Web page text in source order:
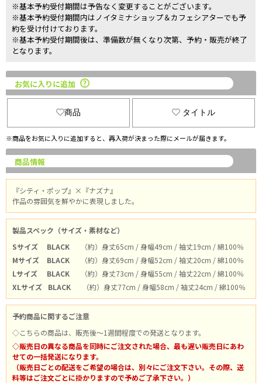
※基本予約受付期間は予告なく変更することがございます。
※基本予約受付期間内はノイタミナショップ＆カフェシアターでも予
約を受け付けております。
※基本予約受付期間後は、準備数が無くなり次第、予約・販売が終了
となります。
お気に入りに追加
商品 タイトル
※商品をお気に入りに追加すると、再入荷が決まった際にメールが届きます。
商品情報
『シティ・ポップ』×『ナズナ』
作品の雰囲気を鮮やかに表現しました。
製品スペック（サイズ・素材など）
Sサイズ
BLACK
（約）身丈65cm / 身幅49cm / 袖丈19cm / 綿100％
Mサイズ
BLACK
（約）身丈69cm / 身幅52cm / 袖丈20cm / 綿100％
Lサイズ
BLACK
（約）身丈73cm / 身幅55cm / 袖丈22cm / 綿100％
XLサイズ
BLACK （約）身丈77cm / 身幅58cm / 袖丈24cm / 綿100％
予約商品に関するご注意
◇こちらの商品は、販売後～1週間程度での発送となります。
◇販売日の異なる商品を同時にご注文された場合、最も遅い販売日にあわ
せての一括発送になります。
（販売日ごとの配送をご希望の場合は、別々にご注文下さい。その際、送
料等はご注文ごとに掛かりますので予めご了承下さい。）